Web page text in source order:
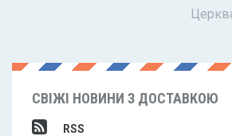
СВІЖІ НОВИНИ З ДОСТАВКОЮ
RSS